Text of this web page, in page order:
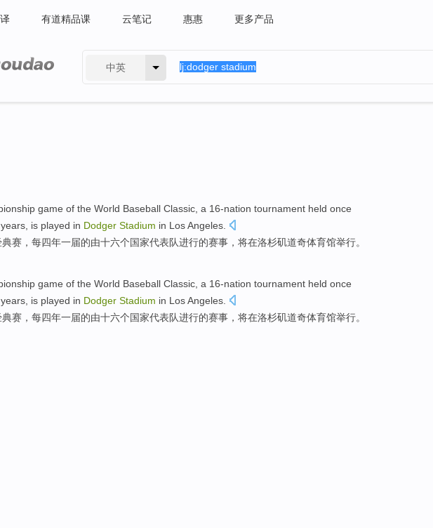
有道精品课 云笔记 惠惠 更多产品
中英
game of the World Baseball Classic a 16-nation tournament held once
years , is played in Dodger Stadium in Los Angeles
典赛 ， 每四年一届的由十六个国家代表队进行的赛事 ，将在洛杉矶道奇体育馆举行。
game of the World Baseball Classic a 16-nation tournament held once
years , is played in Dodger Stadium in Los Angeles
典赛 ， 每四年一届的由十六个国家代表队进行的赛事 ，将在洛杉矶道奇体育馆举行。